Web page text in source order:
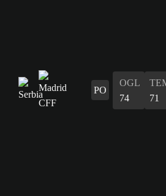
PO
OGL
74
71